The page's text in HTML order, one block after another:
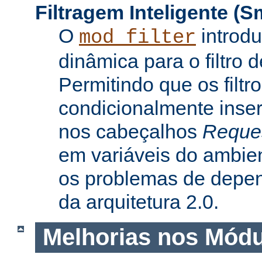
Filtragem Inteligente
O mod_filter
dinâmica para o filtro
Permitindo que os
condicionalmente
nos cabeçalhos
em variáveis do
os problemas de
da arquitetura 2.0.
Melhorias nos